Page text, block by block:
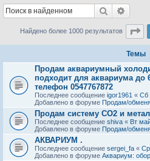
Поиск
Найдено более 1000 результатов
Темы
Продам аквариумный
подходит для аквариума до
телефон 0547767872
Последнее сообщение igor1961 « Сб
Добавлено в форуме Продам/
Продам систему СО2 и
Последнее сообщение shiva « Вт
Добавлено в форуме Продам/
АКВАРИУМ .
Последнее сообщение sergei_fa «
Добавлено в форуме Аквариум: